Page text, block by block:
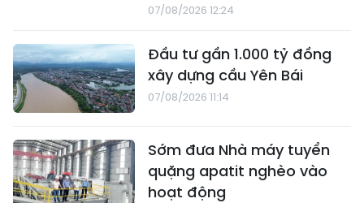
07/08/2026 12:24
Đầu tư gần 1.000 tỷ đồng
xây dựng cầu Yên Bái
07/08/2026 11:14
Sớm đưa Nhà máy tuyển
quặng apatit nghèo vào
hoạt động